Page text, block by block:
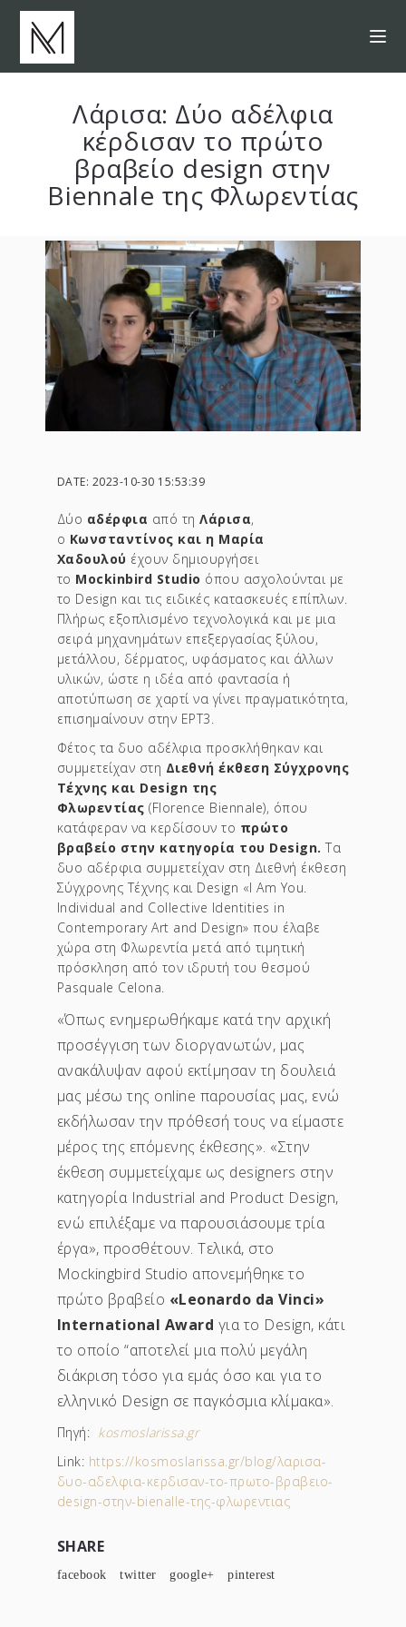
Λάρισα: Δύο αδέλφια
κέρδισαν το πρώτο
βραβείο design στην
Biennale της Φλωρεντίας
DATE: 2023-10-30 15:53:39
Δύο αδέρφια από τη Λάρισα,
ο Κωνσταντίνος και η Μαρία
Χαδουλού έχουν δημιουργήσει
το Mockinbird Studio όπου ασχολούνται με
το Design και τις ειδικές κατασκευές επίπλων.
Πλήρως εξοπλισμένο τεχνολογικά και με μια
σειρά μηχανημάτων επεξεργασίας ξύλου,
μετάλλου, δέρματος, υφάσματος και άλλων
υλικών, ώστε η ιδέα από φαντασία ή
αποτύπωση σε χαρτί να γίνει πραγματικότητα,
επισημαίνουν στην ΕΡΤ3.
Φέτος τα δυο αδέλφια προσκλήθηκαν και
συμμετείχαν στη Διεθνή έκθεση Σύγχρονης
Τέχνης και Design της
Φλωρεντίας (Florence Biennale), όπου
κατάφεραν να κερδίσουν το πρώτο
βραβείο στην κατηγορία του Design. Τα
δυο αδέρφια συμμετείχαν στη Διεθνή έκθεση
Σύγχρονης Τέχνης και Design «I Am You.
Individual and Collective Identities in
Contemporary Art and Design» που έλαβε
χώρα στη Φλωρεντία μετά από τιμητική
πρόσκληση από τον ιδρυτή του θεσμού
Pasquale Celona.
«Όπως ενημερωθήκαμε κατά την αρχική
προσέγγιση των διοργανωτών, μας
ανακάλυψαν αφού εκτίμησαν τη δουλειά
μας μέσω της online παρουσίας μας, ενώ
εκδήλωσαν την πρόθεσή τους να είμαστε
μέρος της επόμενης έκθεσης». «Στην
έκθεση συμμετείχαμε ως designers στην
κατηγορία Industrial and Product Design,
ενώ επιλέξαμε να παρουσιάσουμε τρία
έργα», προσθέτουν. Τελικά, στο
Mockingbird Studio απονεμήθηκε το
πρώτο βραβείο «Leonardo da Vinci»
International Award για το Design, κάτι
το οποίο “αποτελεί μια πολύ μεγάλη
διάκριση τόσο για εμάς όσο και για το
ελληνικό Design σε παγκόσμια κλίμακα».
Πηγή: kosmoslarissa.gr
Link: https://kosmoslarissa.gr/blog/λαρισα-
δυο-αδελφια-κερδισαν-το-πρωτο-βραβειο-
design-στην-bienalle-της-φλωρεντιας
SHARE
facebook twitter google+ pinterest